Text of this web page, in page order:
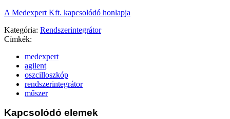
A Medexpert Kft. kapcsolódó honlapja
Kategória: Rendszerintegrátor
Címkék:
medexpert
agilent
oszcilloszkóp
rendszerintegrátor
műszer
Kapcsolódó elemek